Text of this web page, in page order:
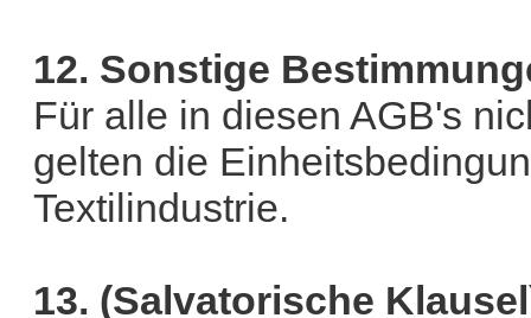
12. Sonstige
Für alle in diesen AGB's
gelten die
Textilindustrie.
13. (Salvatorische